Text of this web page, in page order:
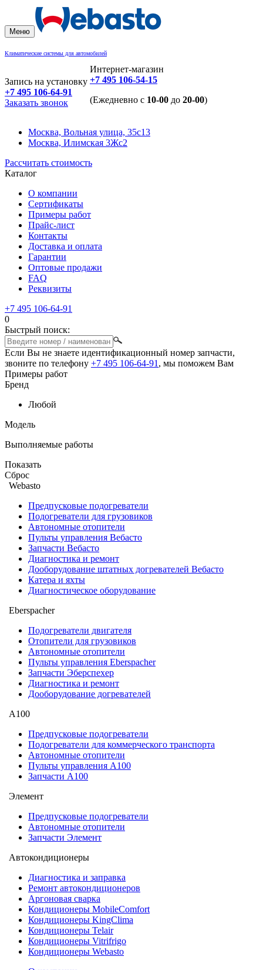
Меню
Климатические системы для автомобилей
Запись на установку
+7 495 106-64-91
Заказать звонок
Интернет-магазин
+7 495 106-54-15
(Ежедневно с 10-00 до 20-00)
Москва, Вольная улица, 35с13
Москва, Илимская 3Жс2
Рассчитать стоимость
Каталог
О компании
Сертификаты
Примеры работ
Прайс-лист
Контакты
Доставка и оплата
Гарантии
Оптовые продажи
FAQ
Реквизиты
+7 495 106-64-91
0
Быстрый поиск:
Если Вы не знаете идентификационный номер запчасти,
звоните по телефону +7 495 106-64-91 , мы поможем Вам
Примеры работ
Бренд
Любой
Модель
Выполняемые работы
Показать
Сброс
Webasto
Предпусковые подогреватели
Подогреватели для грузовиков
Автономные отопители
Пульты управления Вебасто
Запчасти Вебасто
Диагностика и ремонт
Дооборудование штатных догревателей Вебасто
Катера и яхты
Диагностическое оборудование
Eberspacher
Подогреватели двигателя
Отопители для грузовиков
Автономные отопители
Пульты управления Eberspacher
Запчасти Эберспехер
Диагностика и ремонт
Дооборудование догревателей
А100
Предпусковые подогреватели
Подогреватели для коммерческого транспорта
Автономные отопители
Пульты управления A100
Запчасти А100
Элемент
Предпусковые подогреватели
Автономные отопители
Запчасти Элемент
Автокондиционеры
Диагностика и заправка
Ремонт автокондиционеров
Аргоновая сварка
Кондиционеры MobileComfort
Кондиционеры KingClima
Кондиционеры Telair
Кондиционеры Vitrifrigo
Кондиционеры Webasto